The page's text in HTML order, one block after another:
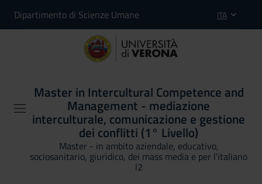
Dipartimento di Scienze Umane ITA
Master in Intercultural Competence and
Management - mediazione
interculturale, comunicazione e gestione
dei conflitti (1° Livello)
Master - in ambito aziendale, educativo,
sociosanitario, giuridico, dei mass media e per l’italiano
l2